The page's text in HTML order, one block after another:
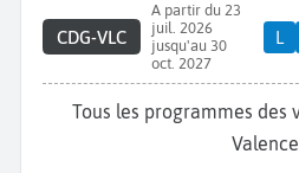
CDG-VLC
A partir du 23
juil. 2026
jusqu'au 30
oct. 2027
L
Tous les programmes des vols Air France vers
Valence